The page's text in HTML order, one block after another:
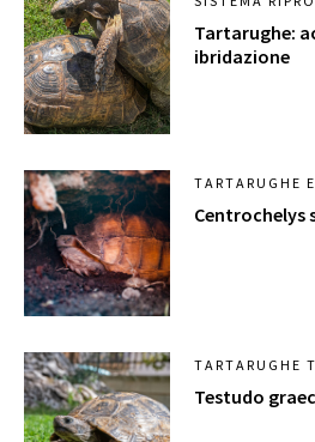
Tartarughe:
ibridazione
TARTARUGHE
Centrochelys
TARTARUGHE
Testudo